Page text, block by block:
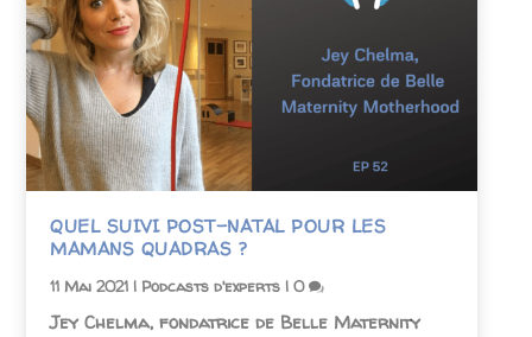
QUEL SUIVI POST-NATAL POUR LES
MAMANS QUADRAS ?
11 Mai 2021 | Podcasts d'experts |0
Jey Chelma, fondatrice de Belle Maternity